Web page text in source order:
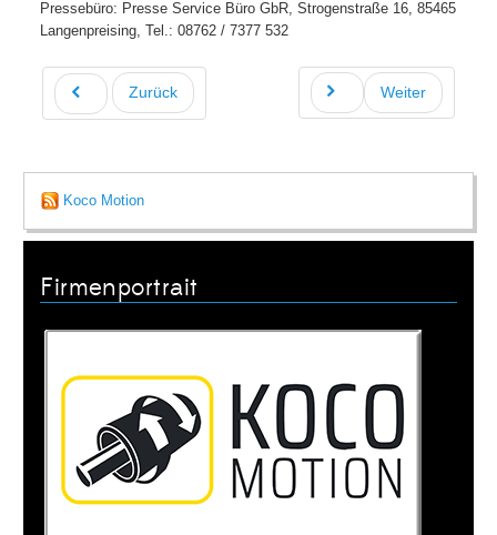
Pressebüro: Presse Service Büro GbR, Strogenstraße 16, 85465
Langenpreising, Tel.: 08762 / 7377 532
Zurück Weiter
Koco Motion
Firmenportrait